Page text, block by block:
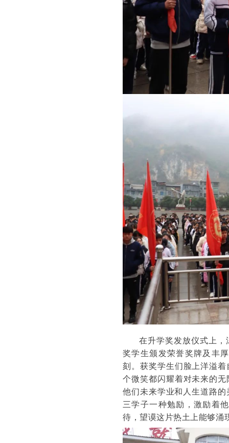
在升学奖发放仪式上
奖学生颁发荣誉奖牌及丰
刻。获奖学生们脸上洋溢
个微笑都闪耀着对未来的
他们未来学业和人生道路
三学子一种勉励，激励着
待，望谟这片热土上能够涌